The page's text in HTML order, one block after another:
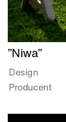
Læs
mere
om
”Niwa”
”Niwa”
Design
Producent